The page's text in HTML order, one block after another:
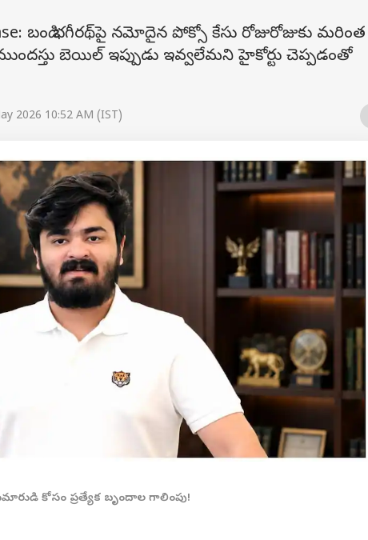
బండి భగీరథ్‌పై నమోదైన పోక్సో కేసు రోజురోజుకు మరింత
బెయిల్ ఇప్పుడు ఇవ్వలేమని హైకోర్టు చెప్పడంతో
2026 10:52 AM (IST)
కోసం ప్రత్యేక బృందాల గాలింపు!